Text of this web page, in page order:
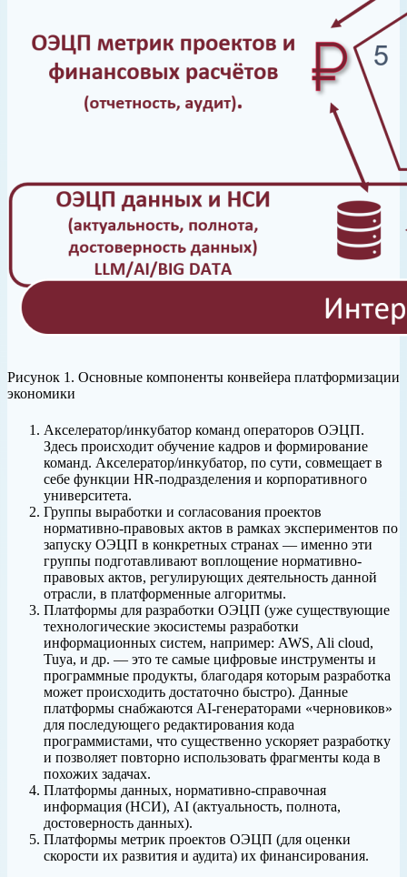
Рисунок 1. Основные компоненты конвейера платформизации
экономики
Акселератор/инкубатор команд операторов ОЭЦП.
Здесь происходит обучение кадров и формирование
команд. Акселератор/инкубатор, по сути, совмещает в
себе функции HR-подразделения и корпоративного
университета.
Группы выработки и согласования проектов
нормативно-правовых актов в рамках экспериментов по
запуску ОЭЦП в конкретных странах — именно эти
группы подготавливают воплощение нормативно-
правовых актов, регулирующих деятельность данной
отрасли, в платформенные алгоритмы.
Платформы для разработки ОЭЦП (уже существующие
технологические экосистемы разработки
информационных систем, например: AWS, Ali cloud,
Tuya, и др. — это те самые цифровые инструменты и
программные продукты, благодаря которым разработка
может происходить достаточно быстро). Данные
платформы снабжаются AI-генераторами «черновиков»
для последующего редактирования кода
программистами, что существенно ускоряет разработку
и позволяет повторно использовать фрагменты кода в
похожих задачах.
Платформы данных, нормативно-справочная
информация (НСИ), AI (актуальность, полнота,
достоверность данных).
Платформы метрик проектов ОЭЦП (для оценки
скорости их развития и аудита) их финансирования.